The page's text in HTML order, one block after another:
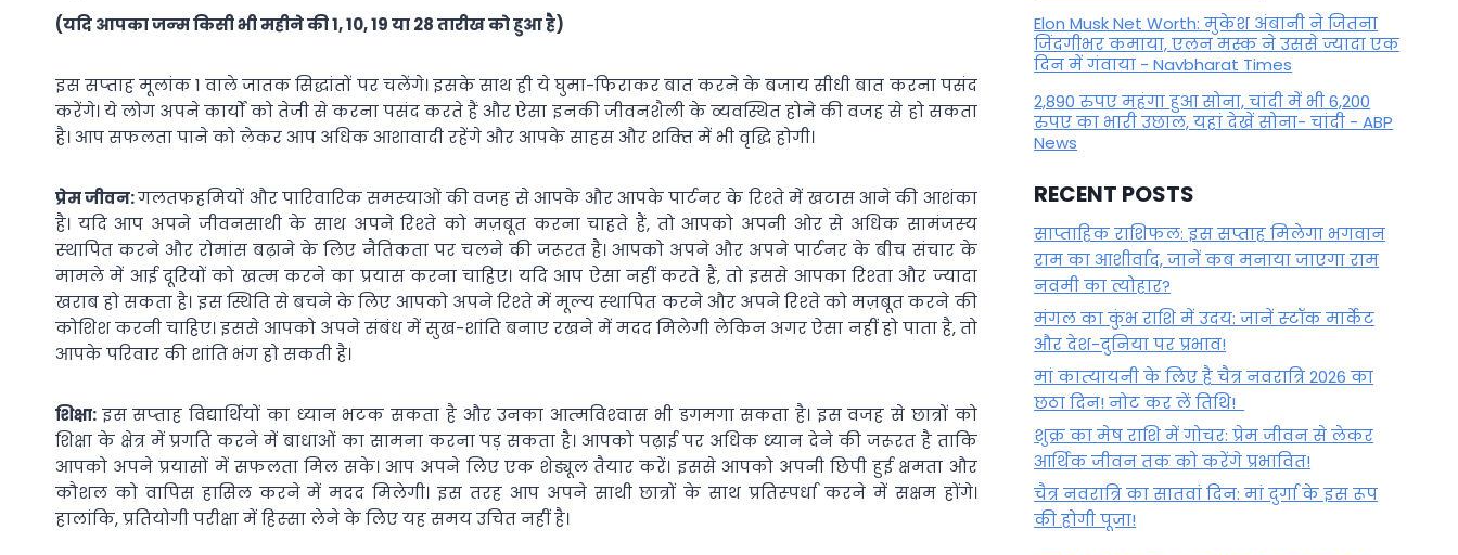
(यदि आपका जन्‍म किसी भी महीने की 1, 10, 19 या 28 तारीख को हुआ है)
इस सप्‍ताह मूलांक 1 वाले जातक सिद्धांतों पर चलेंगे। इसके साथ ही ये घुमा-फिराकर बात करने के बजाय सीधी बात करना पसंद
करेंगे। ये लोग अपने कार्यों को तेजी से करना पसंद करते हैं और ऐसा इनकी जीवनशैली के व्‍यवस्थित होने की वजह से हो सकता
है। आप सफलता पाने को लेकर आप अधिक आशावादी रहेंगे और आपके साहस और शक्‍ति में भी वृद्धि होगी।
प्रेम जीवन:गलतफहमियों और पारिवारिक समस्‍याओं की वजह से आपके और आपके पार्टनर के रिश्‍ते में खटास आने की आशंका
है। यदि आप अपने जीवनसाथी के साथ अपने रिश्‍ते को मज़बूत करना चाहते हैं, तो आपको अपनी ओर से अधिक सामंजस्‍य
स्‍थापित करने और रोमांस बढ़ाने के लिए नैतिकता पर चलने की जरूरत है। आपको अपने और अपने पार्टनर के बीच संचार के
मामले में आई दूरियों को खत्‍म करने का प्रयास करना चाहिए। यदि आप ऐसा नहीं करते हैं, तो इससे आपका रिश्‍ता और ज्‍यादा
खराब हो सकता है। इस स्थिति से बचने के लिए आपको अपने रिश्‍ते में मूल्‍य स्‍थापित करने और अपने रिश्‍ते को मज़बूत करने की
कोशिश करनी चाहिए। इससे आपको अपने संबंध में सुख-शांति बनाए रखने में मदद मिलेगी लेकिन अगर ऐसा नहीं हो पाता है, तो
आपके परिवार की शांति भंग हो सकती है।
शिक्षा: इस सप्‍ताह विद्यार्थियों का ध्‍यान भटक सकता है और उनका आत्‍मविश्‍वास भी डगमगा सकता है। इस वजह से छात्रों को
शिक्षा के क्षेत्र में प्रगति करने में बाधाओं का सामना करना पड़ सकता है। आपको पढ़ाई पर अधिक ध्‍यान देने की जरूरत है ताकि
आपको अपने प्रयासों में सफलता मिल सके। आप अपने लिए एक शेड्यूल तैयार करें। इससे आपको अपनी छिपी हुई क्षमता और
कौशल को वापिस हासिल करने में मदद मिलेगी। इस तरह आप अपने साथी छात्रों के साथ प्रतिस्‍पर्धा करने में सक्षम होंगे।
हालांकि, प्रतियोगी परीक्षा में हिस्‍सा लेने के लिए यह समय उचित नहीं है।
Elon Musk Net Worth: मुकेश अंबानी ने जितना
जिंदगीभर कमाया, एलन मस्क ने उससे ज्यादा एक
दिन में गंवाया - Navbharat Times
2,890 रुपए महंगा हुआ सोना, चांदी में भी 6,200
रुपए का भारी उछाल, यहां देखें सोना- चांदी - ABP
News
RECENT POSTS
साप्ताहिक राशिफल: इस सप्ताह मिलेगा भगवान
राम का आशीर्वाद, जानें कब मनाया जाएगा राम
नवमी का त्योहार?
मंगल का कुंभ राशि में उदय: जानें स्‍टॉक मार्केट
और देश-दुनिया पर प्रभाव!
मां कात्‍यायनी के लिए है चैत्र नवरात्रि 2026 का
छठा दिन! नोट कर लें तिथि!
शुक्र का मेष राशि में गोचर: प्रेम जीवन से लेकर
आर्थिक जीवन तक को करेंगे प्रभावित!
चैत्र नवरात्रि का सातवां दिन: मां दुर्गा के इस रूप
की होगी पूजा!